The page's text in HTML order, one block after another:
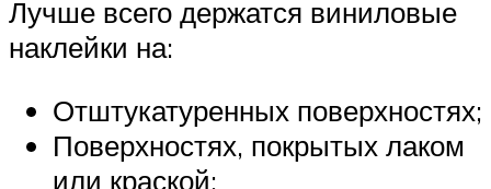
Лучше всего держатся виниловые
наклейки на:
Отштукатуренных поверхностях;
Поверхностях, покрытых лаком
или краской;